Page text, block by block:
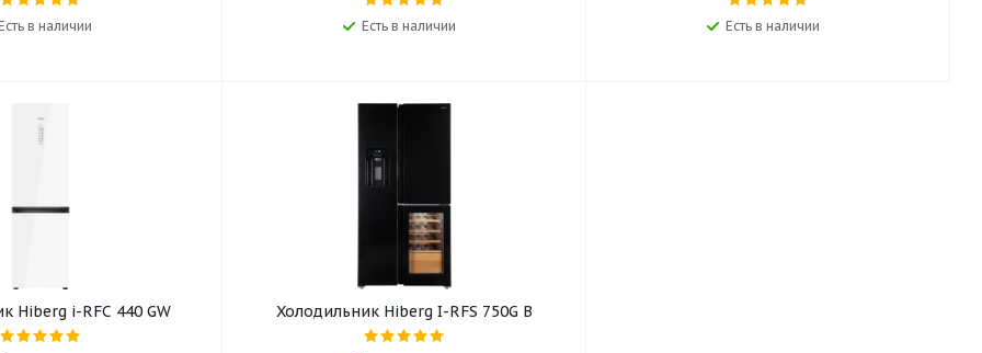
в наличии Есть в наличии Есть в наличии
Hiberg i-RFC 440 GW Холодильник Hiberg I-RFS 750G B